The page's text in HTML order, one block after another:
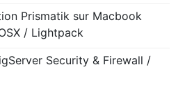
Prismatik sur Macbook
/ Lightpack
Security & Firewall /